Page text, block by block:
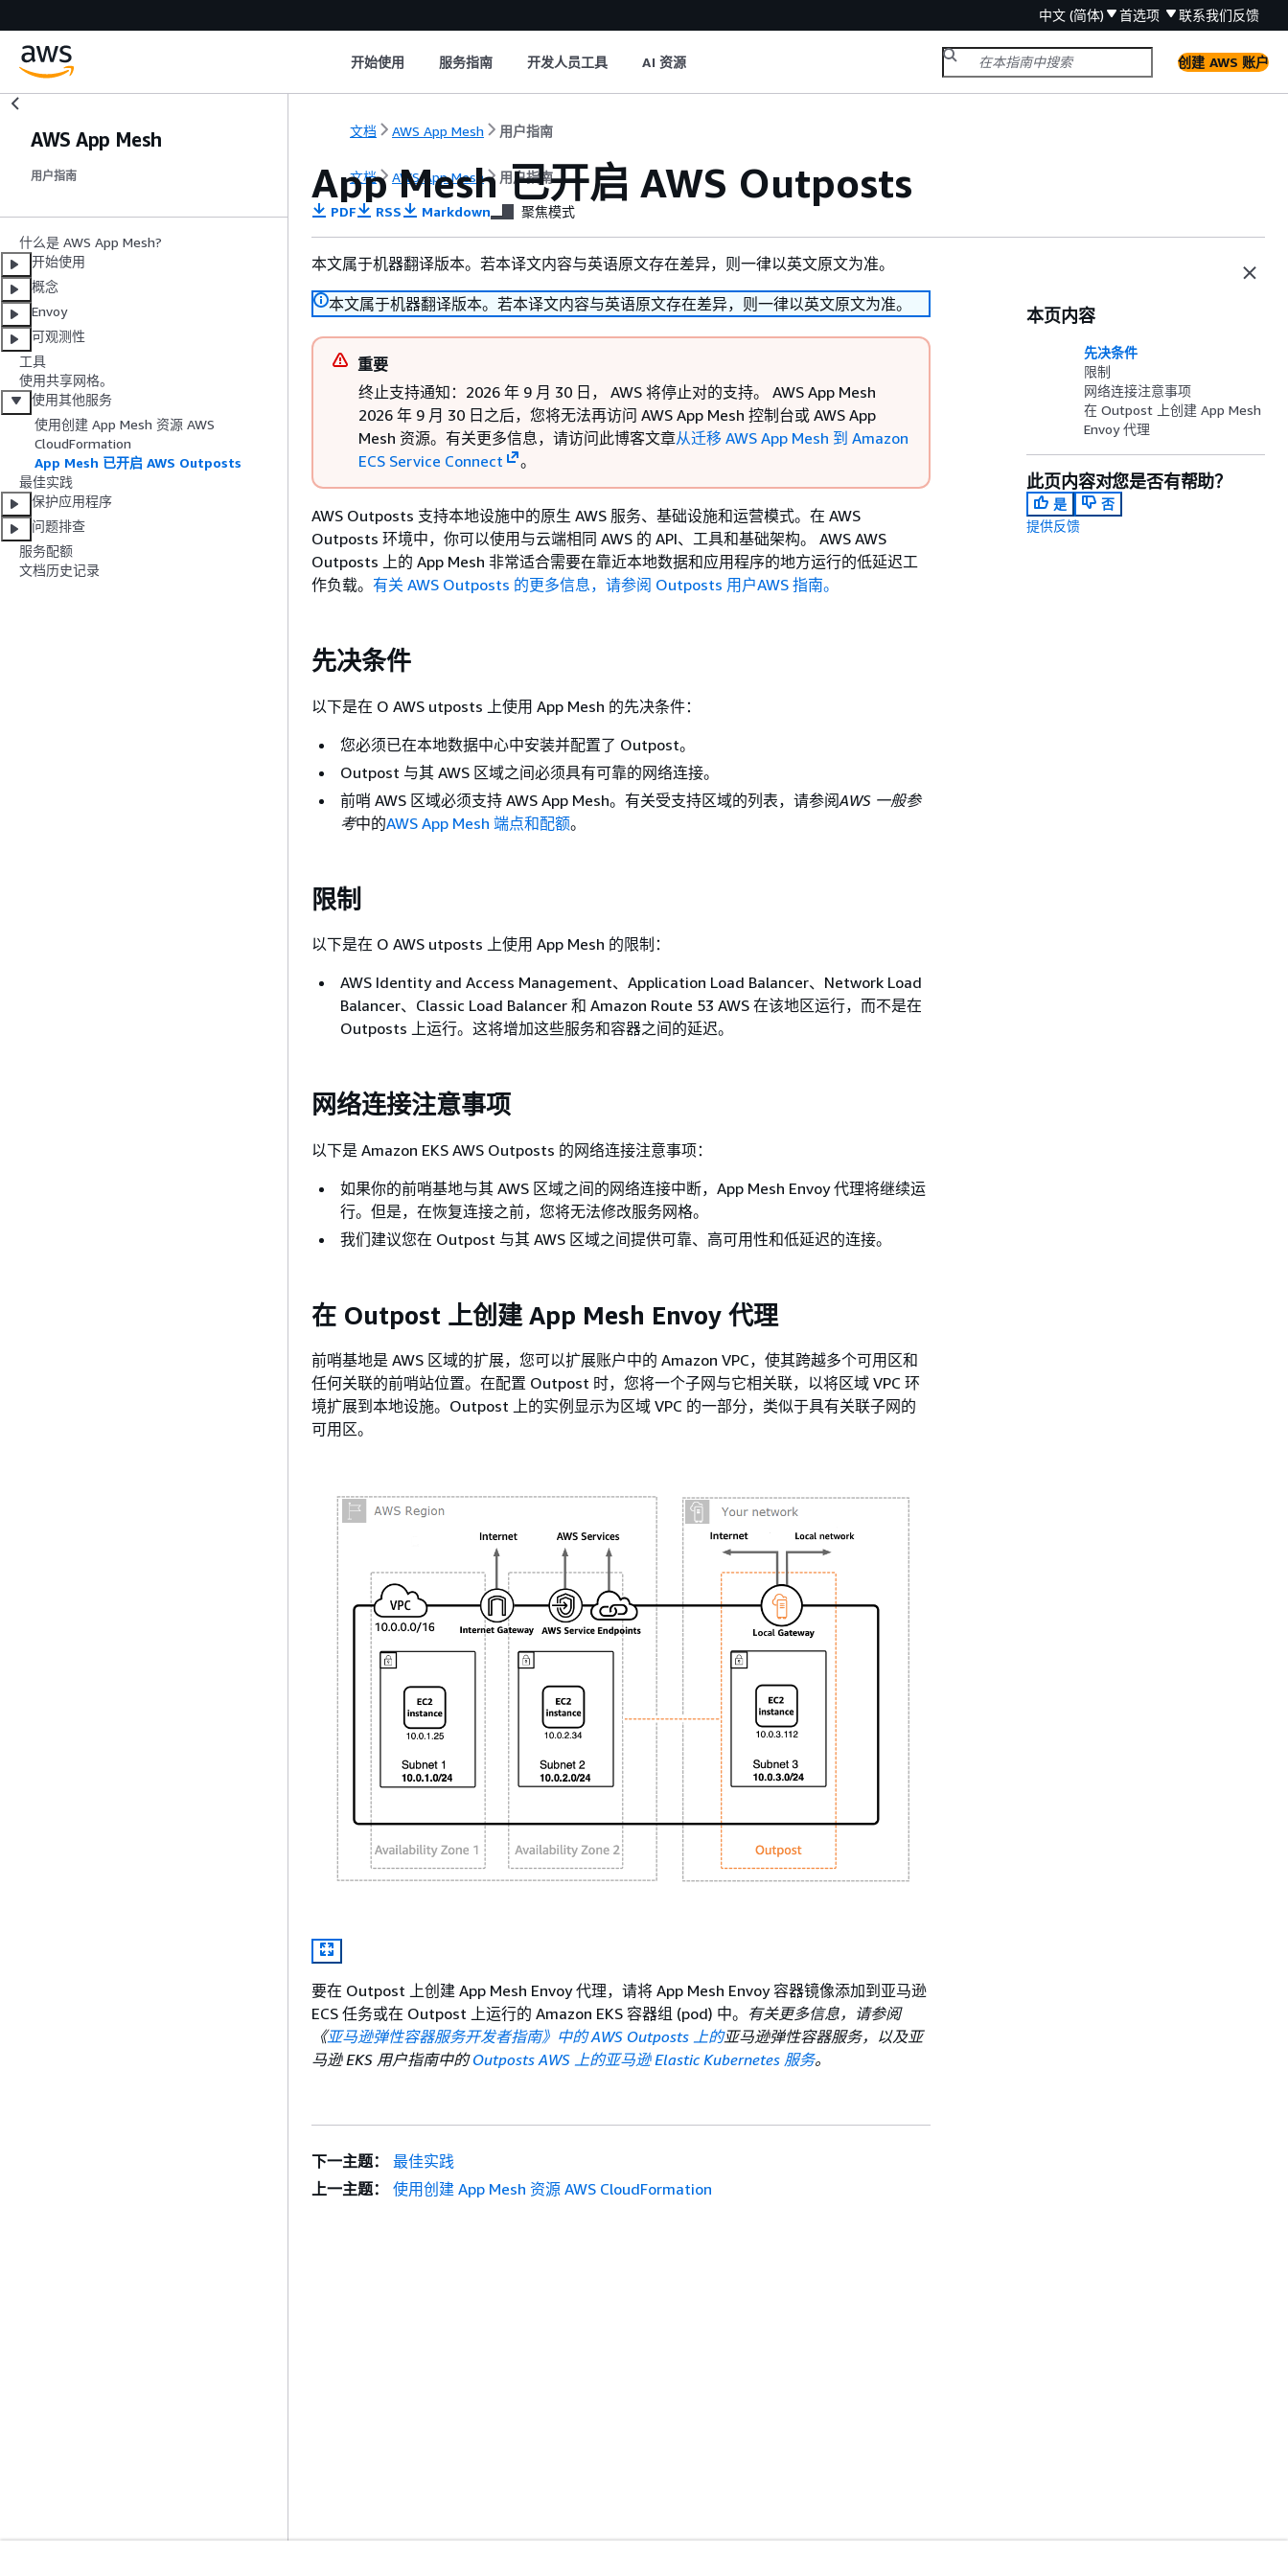
中文 (简体) 首选项 联系我们反馈
开始使用 服务指南 开发人员工具 AI 资源 创建 AWS 账户
AWS App Mesh
用户指南
什么是 AWS App Mesh?
开始使用
概念
Envoy
可观测性
工具
使用共享网格。
使用其他服务
使用创建 App Mesh 资源 AWS
CloudFormation
App Mesh 已开启 AWS Outposts
最佳实践
保护应用程序
问题排查
服务配额
文档历史记录
文档 AWS App Mesh 用户指南
文档 AWS App Mesh 用户指南
App Mesh 已开启 AWS Outposts
PDF RSS Markdown 聚焦模式
本文属于机器翻译版本。若本译文内容与英语原文存在差异，则一律以英文原文为准。
本文属于机器翻译版本。若本译文内容与英语原文存在差异，则一律以英文原文为准。
重要
终止支持通知：2026 年 9 月 30 日， AWS 将停止对的支持。 AWS App Mesh
2026 年 9 月 30 日之后，您将无法再访问 AWS App Mesh 控制台或 AWS App
Mesh 资源。有关更多信息，请访问此博客文章从迁移 AWS App Mesh 到 Amazon
ECS Service Connect
。
AWS Outposts 支持本地设施中的原生 AWS 服务、基础设施和运营模式。在 AWS
Outposts 环境中，你可以使用与云端相同 AWS 的 API、工具和基础架构。 AWS AWS
Outposts 上的 App Mesh 非常适合需要在靠近本地数据和应用程序的地方运行的低延迟工
作负载。 有关 AWS Outposts 的更多信息，请参阅 Outposts 用户AWS 指南。
先决条件
以下是在 O AWS utposts 上使用 App Mesh 的先决条件：
您必须已在本地数据中心中安装并配置了 Outpost。
Outpost 与其 AWS 区域之间必须具有可靠的网络连接。
前哨 AWS 区域必须支持 AWS App Mesh。有关受支持区域的列表，请参阅AWS 一般参
考中的AWS App Mesh 端点和配额。
限制
以下是在 O AWS utposts 上使用 App Mesh 的限制：
AWS Identity and Access Management、Application Load Balancer、Network Load
Balancer、Classic Load Balancer 和 Amazon Route 53 AWS 在该地区运行，而不是在
Outposts 上运行。这将增加这些服务和容器之间的延迟。
网络连接注意事项
以下是 Amazon EKS AWS Outposts 的网络连接注意事项：
如果你的前哨基地与其 AWS 区域之间的网络连接中断，App Mesh Envoy 代理将继续运
行。但是，在恢复连接之前，您将无法修改服务网格。
我们建议您在 Outpost 与其 AWS 区域之间提供可靠、高可用性和低延迟的连接。
在 Outpost 上创建 App Mesh Envoy 代理
前哨基地是 AWS 区域的扩展，您可以扩展账户中的 Amazon VPC，使其跨越多个可用区和
任何关联的前哨站位置。在配置 Outpost 时，您将一个子网与它相关联，以将区域 VPC 环
境扩展到本地设施。Outpost 上的实例显示为区域 VPC 的一部分，类似于具有关联子网的
可用区。
要在 Outpost 上创建 App Mesh Envoy 代理，请将 App Mesh Envoy 容器镜像添加到亚马逊
ECS 任务或在 Outpost 上运行的 Amazon EKS 容器组 (pod) 中。 有关更多信息，请参阅
《亚马逊弹性容器服务开发者指南》中的 AWS Outposts 上的亚马逊弹性容器服务，以及亚
马逊 EKS 用户指南中的Outposts AWS 上的亚马逊 Elastic Kubernetes 服务。
本页内容
先决条件
限制
网络连接注意事项
在 Outpost 上创建 App Mesh
Envoy 代理
此页内容对您是否有帮助？
是
否
提供反馈
下一主题：
最佳实践
上一主题：
使用创建 App Mesh 资源 AWS CloudFormation